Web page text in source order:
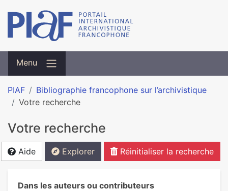
Menu
PIAF
Bibliographie francophone sur l’archivistique
Votre recherche
Votre recherche
Aide Explorer Réinitialiser la recherche
Dans les auteurs ou contributeurs